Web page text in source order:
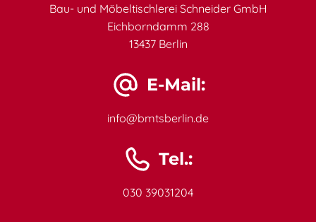
Bau- und Möbeltischlerei Schneider GmbH
Eichborndamm 288
13437 Berlin
E-Mail:
info@bmtsberlin.de
Tel.:
030 39031204